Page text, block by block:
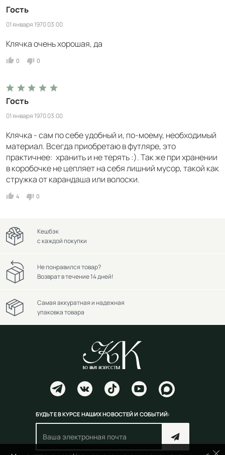
Гость
01 января 1970 03:00
Клячка очень хорошая, да
0 0
Гость
01 января 1970 03:00
Клячка - сам по себе удобный и, по-моему, необходимый
материал. Всегда приобретаю в футляре, это
практичнее: хранить и не терять :). Так же при хранении
в коробочке не цепляет на себя лишний мусор, такой как
стружка от карандаша или волоски.
4 0
Кешбэк
с каждой покупки
Не понравился товар?
Возврат в течение 14 дней!
Самая аккуратная и надежная
упаковка товара
БУДЬТЕ В КУРСЕ НАШИХ НОВОСТЕЙ И СОБЫТИЙ: